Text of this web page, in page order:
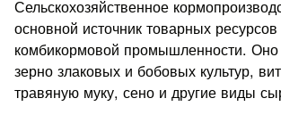
Сельскохозяйственное
основной источник товарных
комбикормовой промышленности. Оно
зерно злаковых и бобовых культур,
травяную муку, сено и другие виды